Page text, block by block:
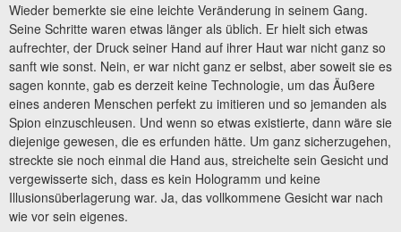
Wieder bemerkte sie eine leichte Veränderung in seinem Gang.
Seine Schritte waren etwas länger als üblich. Er hielt sich etwas
aufrechter, der Druck seiner Hand auf ihrer Haut war nicht ganz so
sanft wie sonst. Nein, er war nicht ganz er selbst, aber soweit sie es
sagen konnte, gab es derzeit keine Technologie, um das Äußere
eines anderen Menschen perfekt zu imitieren und so jemanden als
Spion einzuschleusen. Und wenn so etwas existierte, dann wäre sie
diejenige gewesen, die es erfunden hätte. Um ganz sicherzugehen,
streckte sie noch einmal die Hand aus, streichelte sein Gesicht und
vergewisserte sich, dass es kein Hologramm und keine
Illusionsüberlagerung war. Ja, das vollkommene Gesicht war nach
wie vor sein eigenes.